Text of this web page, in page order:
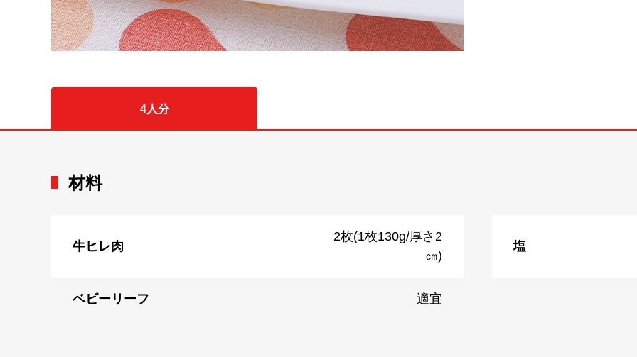
4人分
材料
牛ヒレ肉
2枚(1枚130g/厚さ2
㎝)
塩
ベビーリーフ 適宜